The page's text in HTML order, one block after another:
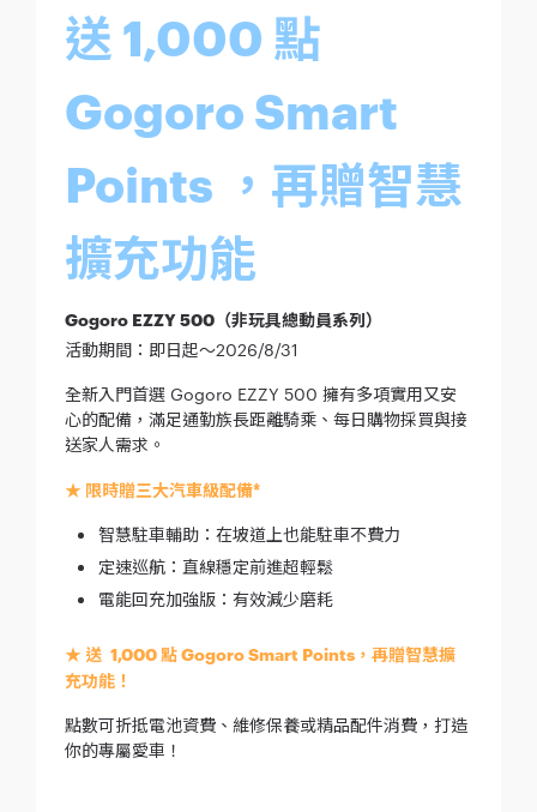
送 1,000 點
Gogoro Smart
Points ， 再贈智慧
擴充功能
Gogoro EZZY 500（非玩具總動員系列）
活動期間：即日起～2026/8/31
全新入門首選 Gogoro EZZY 500 擁有多項實用又安
心的配備，滿足通勤族長距離騎乘、每日購物採買與接
送家人需求。
★ 限時贈三大汽車級配備*
智慧駐車輔助：在坡道上也能駐車不費力
定速巡航：直線穩定前進超輕鬆
電能回充加強版：有效減少磨耗
★ 送 1,000 點 Gogoro Smart Points，再贈智慧擴
充功能！
點數可折抵電池資費、維修保養或精品配件消費，打造
你的專屬愛車！